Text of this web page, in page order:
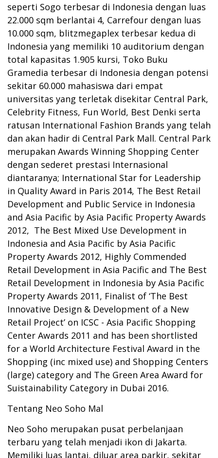
seperti Sogo terbesar di Indonesia dengan luas
22.000 sqm berlantai 4, Carrefour dengan luas
10.000 sqm, blitzmegaplex terbesar kedua di
Indonesia yang memiliki 10 auditorium dengan
total kapasitas 1.905 kursi, Toko Buku
Gramedia terbesar di Indonesia dengan potensi
sekitar 60.000 mahasiswa dari empat
universitas yang terletak disekitar Central Park,
Celebrity Fitness, Fun World, Best Denki serta
ratusan International Fashion Brands yang telah
dan akan hadir di Central Park Mall. Central Park
merupakan Awards Winning Shopping Center
dengan sederet prestasi Internasional
diantaranya; International Star for Leadership
in Quality Award in Paris 2014, The Best Retail
Development and Public Service in Indonesia
and Asia Pacific by Asia Pacific Property Awards
2012, The Best Mixed Use Development in
Indonesia and Asia Pacific by Asia Pacific
Property Awards 2012, Highly Commended
Retail Development in Asia Pacific and The Best
Retail Development in Indonesia by Asia Pacific
Property Awards 2011, Finalist of ‘The Best
Innovative Design & Development of a New
Retail Project’ on ICSC - Asia Pacific Shopping
Center Awards 2011 and has been shortlisted
for a World Architecture Festival Award in the
Shopping (inc mixed use) and Shopping Centers
(large) category and The Green Area Award for
Suistainability Category in Dubai 2016.
Tentang Neo Soho Mal
Neo Soho merupakan pusat perbelanjaan
terbaru yang telah menjadi ikon di Jakarta.
Memiliki luas lantai, diluar area parkir, sekitar